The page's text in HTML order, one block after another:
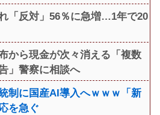
「反対」56％に急増…1年で20
から現金が次々消える「複数
」警察に相談へ
制に国産AI導入へｗｗｗ「新
を急ぐ